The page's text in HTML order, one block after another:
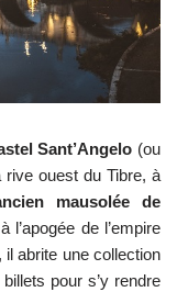
Sant’Angelo (ou
rive ouest du Tibre, à
mausolée de
l’apogée de l’empire
il abrite une collection
pour s’y rendre